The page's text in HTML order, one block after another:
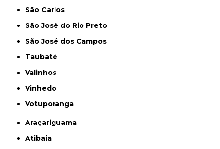
São Carlos
São José do Rio Preto
São José dos Campos
Taubaté
Valinhos
Vinhedo
Votuporanga
Araçariguama
Atibaia